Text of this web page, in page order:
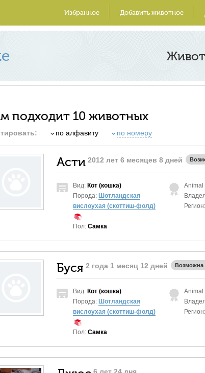
Избранное Добавить животное
подходит 10 животных
по алфавиту по номеру
Асти 2012 лет 6 месяцев 8 дней
Вид: Кот (кошка)
Порода: Шотландская
вислоухая (скоттиш-фолд)
Пол: Самка
Регион:
Буся 2 года 1 месяц 12 дней Возможна
Вид: Кот (кошка)
Порода: Шотландская
вислоухая (скоттиш-фолд)
Пол: Самка
Регион: